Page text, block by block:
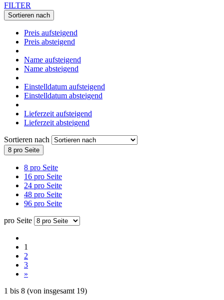
FILTER
Sortieren nach
Preis aufsteigend
Preis absteigend
Name aufsteigend
Name absteigend
Einstelldatum aufsteigend
Einstelldatum absteigend
Lieferzeit aufsteigend
Lieferzeit absteigend
Sortieren nach
8 pro Seite
8 pro Seite
16 pro Seite
24 pro Seite
48 pro Seite
96 pro Seite
pro Seite
1
2
3
»
1 bis 8 (von insgesamt 19)